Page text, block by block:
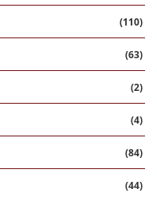
(110)
(63)
(2)
(4)
(84)
(44)